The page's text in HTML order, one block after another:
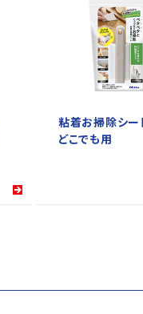
粘着お掃除シー
どこでも用